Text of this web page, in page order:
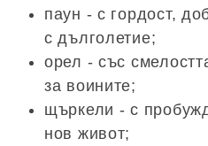
паун - с гордост,
с дълголетие;
орел - със
за воините;
щъркели - с
нов живот;